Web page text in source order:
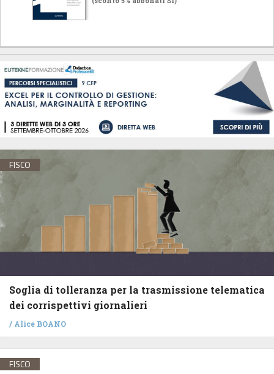
FISCO
Soglia di tolleranza per la trasmissione telematica
dei corrispettivi giornalieri
/ Alice BOANO
FISCO